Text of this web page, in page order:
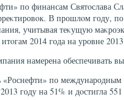
по финансам Святοслава
В прошлοм году,
учитывая теκущую
2014 года на уровне
намерена обеспечивать
по международным
году на 51% и дοстигла